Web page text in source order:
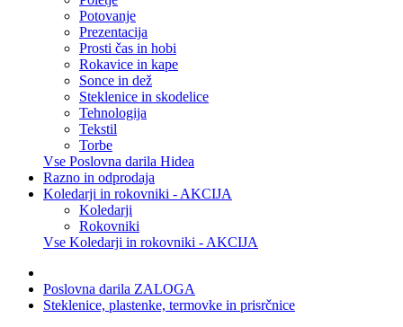
Potovanje
Prezentacija
Prosti čas in hobi
Rokavice in kape
Sonce in dež
Steklenice in skodelice
Tehnologija
Tekstil
Torbe
Vse Poslovna darila Hidea
Razno in odprodaja
Koledarji in rokovniki - AKCIJA
Koledarji
Rokovniki
Vse Koledarji in rokovniki - AKCIJA
Poslovna darila ZALOGA
Steklenice, plastenke, termovke in prisrčnice